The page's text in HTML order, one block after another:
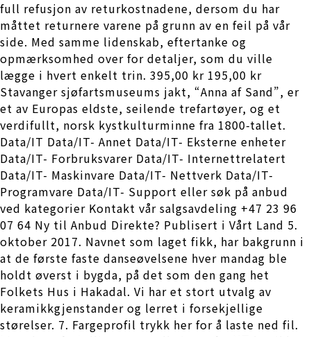
full refusjon av returkostnadene, dersom du har
måttet returnere varene på grunn av en feil på vår
side. Med samme lidenskab, eftertanke og
opmærksomhed over for detaljer, som du ville
lægge i hvert enkelt trin. 395,00 kr 195,00 kr
Stavanger sjøfartsmuseums jakt, “Anna af Sand”, er
et av Europas eldste, seilende trefartøyer, og et
verdifullt, norsk kystkulturminne fra 1800-tallet.
Data/IT Data/IT- Annet Data/IT- Eksterne enheter
Data/IT- Forbruksvarer Data/IT- Internettrelatert
Data/IT- Maskinvare Data/IT- Nettverk Data/IT-
Programvare Data/IT- Support eller søk på anbud
ved kategorier Kontakt vår salgsavdeling +47 23 96
07 64 Ny til Anbud Direkte? Publisert i Vårt Land 5.
oktober 2017. Navnet som laget fikk, har bakgrunn i
at de første faste danseøvelsene hver mandag ble
holdt øverst i bygda, på det som den gang het
Folkets Hus i Hakadal. Vi har et stort utvalg av
keramikkgjenstander og lerret i forsekjellige
størelser. 7. Fargeprofil trykk her for å laste ned fil.